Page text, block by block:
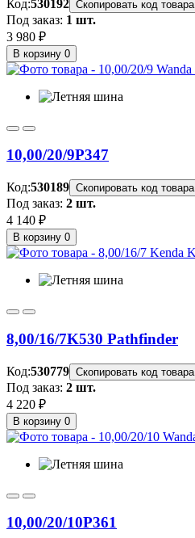
Код:530192 Скопировать код товара
Под заказ: 1 шт.
3 980 ₽
В корзину 0
10,00/20/9P347
Код:530189 Скопировать код товара
Под заказ: 2 шт.
4 140 ₽
В корзину 0
8,00/16/7K530 Pathfinder
Код:530779 Скопировать код товара
Под заказ: 2 шт.
4 220 ₽
В корзину 0
10,00/20/10P361